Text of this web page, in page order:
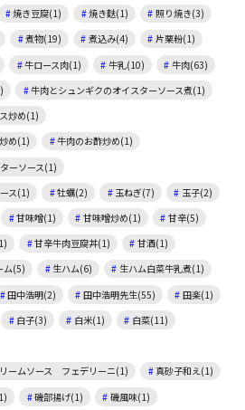
焼き豆腐(1) 焼き麩(1)
照り焼き(3)
煮物(19) 煮込み(4)
片栗粉(1)
牛ロース肉(1) 牛乳(10)
牛肉(63)
牛肉とシュンギクのオイスターソース煮(1)
炒め(1)
め(1)
牛肉のお酢炒め(1)
ーソース(1)
ス(1)
牡蠣(2) 玉ねぎ(7)
玉子(2)
甘味噌(1) 甘味噌炒め(1)
甘辛(5)
甘辛牛肉豆腐丼(1)
甘酒(1)
ム(5) 生ハム(6)
生ハム白菜牛乳煮(1)
田中浩明(2) 田中浩明先生(55)
田楽(1)
白子(3) 白米(1)
白菜(11)
ームソース フェデリーニ(1)
真砂子和え(1)
磯部揚げ(1)
磯風味(1)